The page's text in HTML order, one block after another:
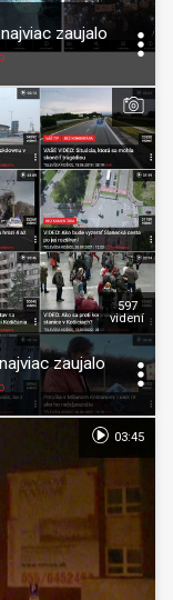
zaujalo
zaujalo
597
videní
03:45